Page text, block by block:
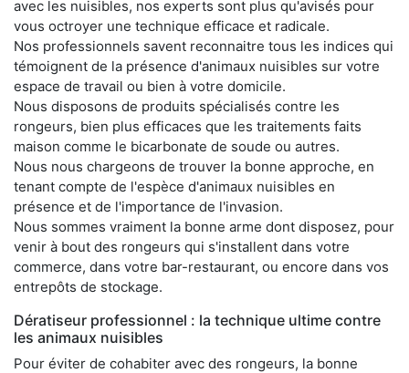
avec les nuisibles, nos experts sont plus qu'avisés pour
vous octroyer une technique efficace et radicale.
Nos professionnels savent reconnaitre tous les indices qui
témoignent de la présence d'animaux nuisibles sur votre
espace de travail ou bien à votre domicile.
Nous disposons de produits spécialisés contre les
rongeurs, bien plus efficaces que les traitements faits
maison comme le bicarbonate de soude ou autres.
Nous nous chargeons de trouver la bonne approche, en
tenant compte de l'espèce d'animaux nuisibles en
présence et de l'importance de l'invasion.
Nous sommes vraiment la bonne arme dont disposez, pour
venir à bout des rongeurs qui s'installent dans votre
commerce, dans votre bar-restaurant, ou encore dans vos
entrepôts de stockage.
Dératiseur professionnel : la technique ultime contre
les animaux nuisibles
Pour éviter de cohabiter avec des rongeurs, la bonne